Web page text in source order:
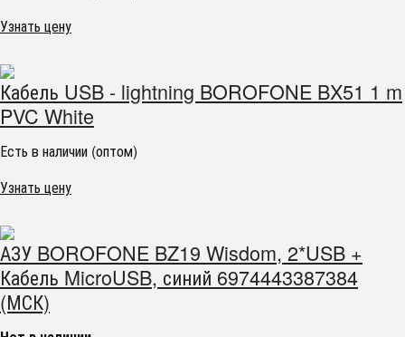
Узнать цену
Кабель USB - lightning BOROFONE BX51 1 m
PVC White
Есть в наличии (оптом)
Узнать цену
АЗУ BOROFONE BZ19 Wisdom, 2*USB +
Кабель MicroUSB, синий 6974443387384
(МСК)